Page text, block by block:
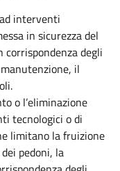
interventi
in sicurezza del
degli
il
o l’eliminazione
tecnologici o di
limitano la fruizione
pedoni, la